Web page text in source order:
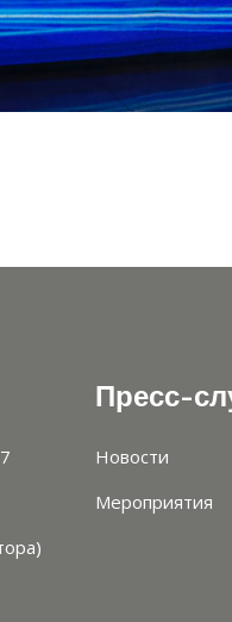
Пресс-
Новости
Мероприятия